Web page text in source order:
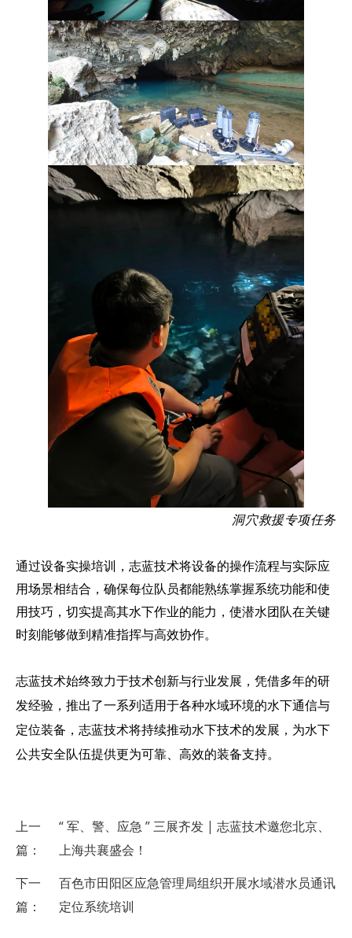
洞穴救援专项任务
通过设备实操培训， 志蓝技术将设备的操作流程与实际应
用场景相结合，确保每位队员都能熟练掌握系统功能和使
用技巧，切实提高其水下作业的能力，使潜水团队在关键
时刻能够做到精准指挥与高效协作。
志蓝技术始终致力于技术创新与行业发展，凭借多年的研
发经验，推出了一系列适用于各种水域环境的水下通信与
定位装备，志蓝技术将持续推动水下技术的发展，为水下
公共安全队伍提供更为可靠、高效的装备支持。
上一
篇：
“ 军、警、应急 ” 三展齐发 | 志蓝技术邀您北京、
上海共襄盛会！
下一
篇：
百色市田阳区应急管理局组织开展水域潜水员通讯
定位系统培训